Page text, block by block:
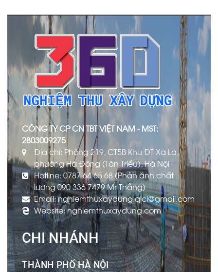
CÔNG TY CP CN TBT VIỆT NAM - MST:
2803009275
Địa chỉ: Phòng 219, CT5B Khu ĐT Xa La,
phường Hà Đông (Tân Triều), Hà Nội
Hotline: 0787 64 65 68 (Phản ánh chất
lượng 090 336 7479 Mr Thắng)
Email: nghiemthuxaydung.qlcl@gmail.com
Website: nghiemthuxaydung.com
CHI NHÁNH
THÀNH PHỐ HÀ NỘI